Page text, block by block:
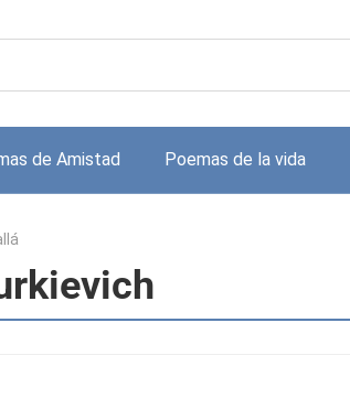
de Amistad Poemas de la vida